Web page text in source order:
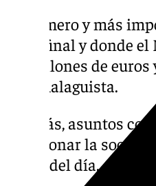
El primero y más
recta final y donde
3,5 millones de
el exmalaguista.
Además, asuntos
abandonar la
orden del día.